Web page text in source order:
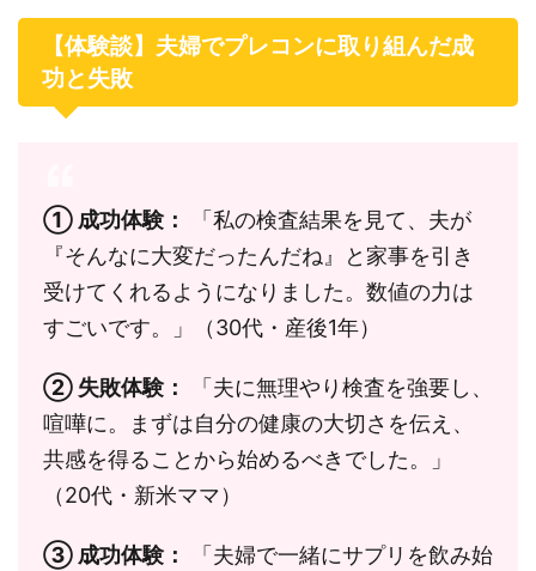
【体験談】夫婦でプレコンに取り組んだ成
功と失敗
① 成功体験：
「私の検査結果を見て、夫が
『そんなに大変だったんだね』と家事を引き
受けてくれるようになりました。数値の力は
すごいです。」（30代・産後1年）
② 失敗体験：
「夫に無理やり検査を強要し、
喧嘩に。まずは自分の健康の大切さを伝え、
共感を得ることから始めるべきでした。」
（20代・新米ママ）
③ 成功体験：
「夫婦で一緒にサプリを飲み始